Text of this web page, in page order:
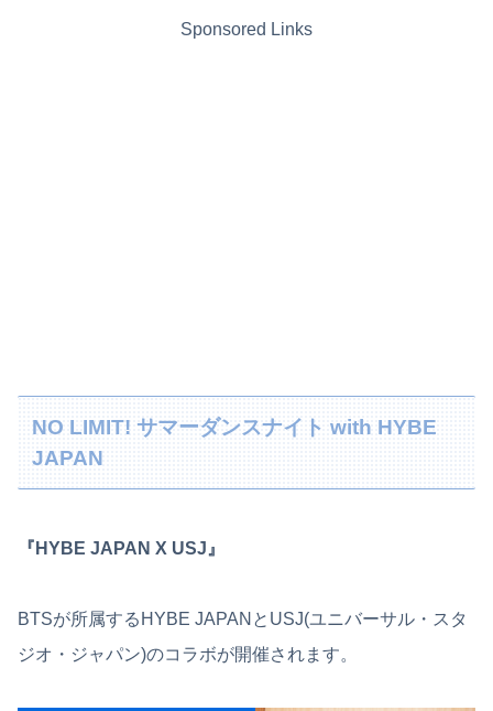
Sponsored Links
NO LIMIT! サマーダンスナイト with HYBE
JAPAN
『HYBE JAPAN X USJ』
BTSが所属するHYBE JAPANとUSJ(ユニバーサル・スタ
ジオ・ジャパン)のコラボが開催されます。